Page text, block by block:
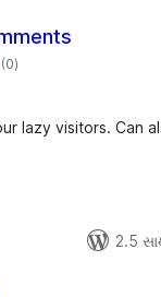
(0કુલ
રેટિંગ્સ
)
lazy visitors. Can
2.5